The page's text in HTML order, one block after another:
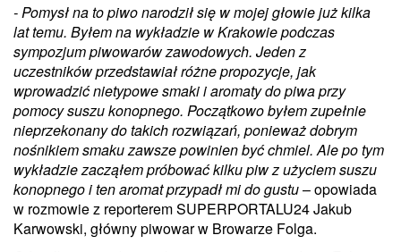
- Pomysł na to piwo narodził się w mojej głowie już kilka
lat temu. Byłem na wykładzie w Krakowie podczas
sympozjum piwowarów zawodowych. Jeden z
uczestników przedstawiał różne propozycje, jak
wprowadzić nietypowe smaki i aromaty do piwa przy
pomocy suszu konopnego. Początkowo byłem zupełnie
nieprzekonany do takich rozwiązań, ponieważ dobrym
nośnikiem smaku zawsze powinien być chmiel. Ale po tym
wykładzie zacząłem próbować kilku piw z użyciem suszu
konopnego i ten aromat przypadł mi do gustu– opowiada
w rozmowie z reporterem SUPERPORTALU24 Jakub
Karwowski, główny piwowar w Browarze Folga.